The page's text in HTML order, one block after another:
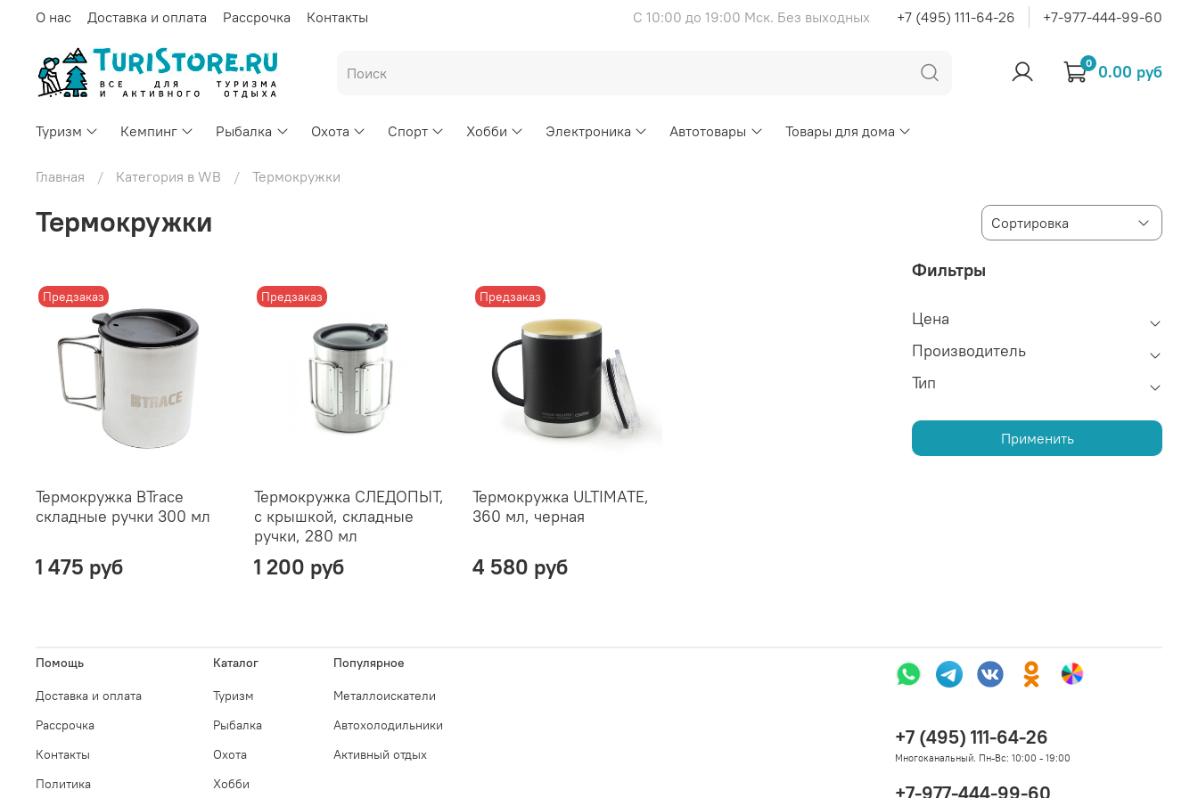
О нас Доставка и оплата Рассрочка Контакты С 10:00 до 19:00 Мск. Без выходных +7 (495) 111-64-26 +7-977-444-99-60
0 0.00 руб
Туризм Кемпинг Рыбалка Охота Спорт Хобби Электроника Автотовары Товары для дома
Главная Категория в WB Термокружки
Термокружки
Предзаказ
Термокружка BTrace
складные ручки 300 мл
1 475 руб
Предзаказ
Термокружка СЛЕДОПЫТ,
с крышкой, складные
ручки, 280 мл
1 200 руб
Предзаказ
Термокружка ULTIMATE,
360 мл, черная
4 580 руб
Фильтры
Цена
Производитель
Тип
Применить
Помощь
Доставка и оплата
Рассрочка
Контакты
Политика
Каталог
Туризм
Рыбалка
Охота
Хобби
Популярное
Металлоискатели
Автохолодильники
Активный отдых
+7 (495) 111-64-26
Многоканальный. Пн-Вс: 10:00 - 19:00